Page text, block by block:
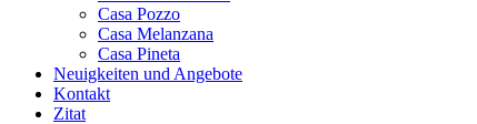
Casa Pozzo
Casa Melanzana
Casa Pineta
Neuigkeiten und Angebote
Kontakt
Zitat